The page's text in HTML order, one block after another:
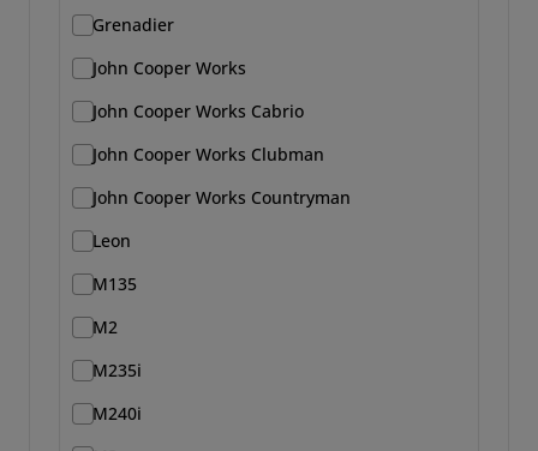
Grenadier
John Cooper Works
John Cooper Works Cabrio
John Cooper Works Clubman
John Cooper Works Countryman
Leon
M135
M2
M235i
M240i